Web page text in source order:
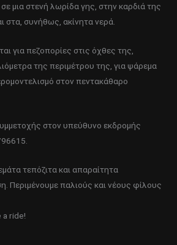
μια στενή λωρίδα γης, στην καρδιά της
στα, συνήθως, ακίνητα νερά.
για πεζοπορίες στις όχθες της,
της περιμέτρου της, για ψάρεμα
στον πεντακάθαρο
στον υπεύθυνο εκδρομής
τεπόζιτα και απαραίτητα
Περιμένουμε παλιούς και νέους φίλους
a ride!